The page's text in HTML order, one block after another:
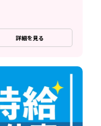
詳細を見る